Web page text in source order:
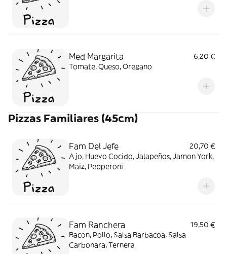
Med Margarita
6,20 €
Tomate, Queso, Oregano
Pizzas Familiares (45cm)
Fam Del Jefe
20,70 €
Ajo, Huevo Cocido, Jalapeños, Jamon York,
Maiz, Pepperoni
Fam Ranchera
19,50 €
Bacon, Pollo, Salsa Barbacoa, Salsa
Carbonara, Ternera